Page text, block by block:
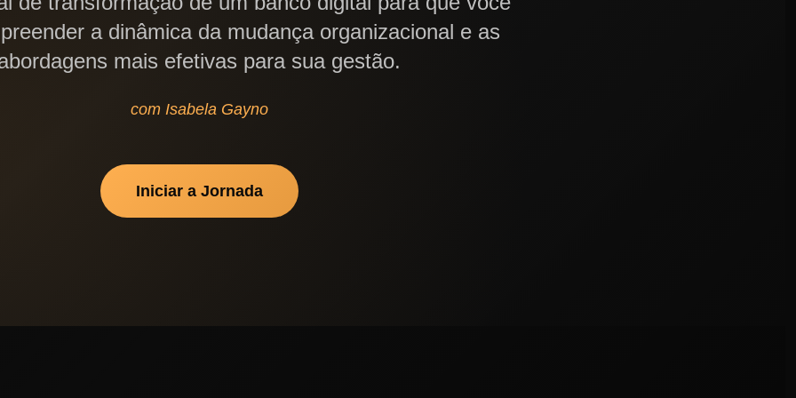
a dinâmica da mudança organizacional e as
mais efetivas para sua gestão.
com Isabela Gayno
Iniciar a Jornada